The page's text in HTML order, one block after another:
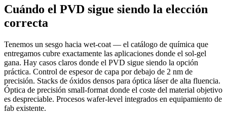
Cuándo el PVD sigue siendo la elección
correcta
Tenemos un sesgo hacia wet-coat — el catálogo de química que
entregamos cubre exactamente las aplicaciones donde el sol-gel
gana. Hay casos claros donde el PVD sigue siendo la opción
práctica. Control de espesor de capa por debajo de 2 nm de
precisión. Stacks de óxidos densos para óptica láser de alta fluencia.
Óptica de precisión small-format donde el coste del material objetivo
es despreciable. Procesos wafer-level integrados en equipamiento de
fab existente.